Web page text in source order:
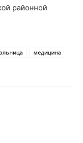
районной
медицина